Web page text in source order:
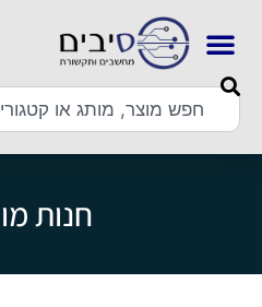
חנות